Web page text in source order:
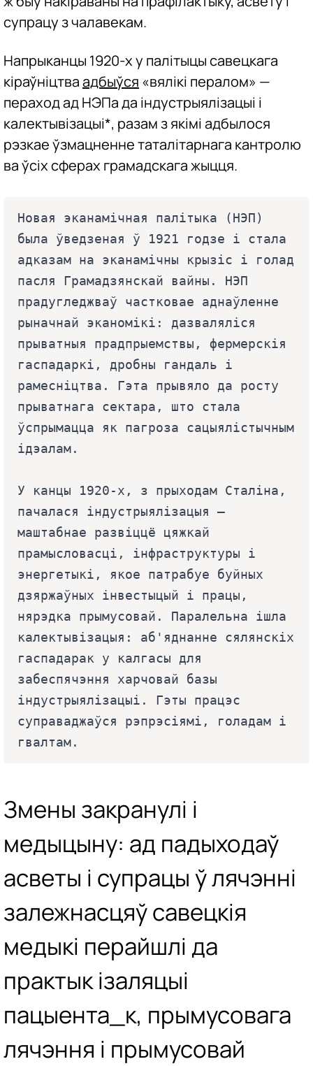
супрацу з чалавекам.
Напрыканцы 1920-х у палітыцы савецкага
кіраўніцтваадбыўся «вялікі пералом» —
пераход ад НЭПа да індустрыялізацыі і
калектывізацыі*, разам з якімі адбылося
рэзкае ўзмацненне таталітарнага кантролю
ва ўсіх сферах грамадскага жыцця.
Новая эканамічная палітыка (НЭП)
была ўведзеная ў 1921 годзе і стала
адказам на эканамічны крызіс і голад
пасля Грамадзянскай вайны. НЭП
прадугледжваў частковае аднаўленне
рыначнай эканомікі: дазваляліся
прыватныя прадпрыемствы, фермерскія
гаспадаркі, дробны гандаль і
рамесніцтва. Гэта прывяло да росту
прыватнага сектара, што стала
ўспрымацца як пагроза сацыялістычным
ідэалам.
У канцы 1920-х, з прыходам Сталіна,
пачалася індустрыялізацыя —
маштабнае развіццё цяжкай
прамысловасці, інфраструктуры і
энергетыкі, якое патрабуе буйных
дзяржаўных інвестыцый і працы,
нярэдка прымусовай. Паралельна ішла
калектывізацыя: аб'яднанне сялянскіх
гаспадарак у калгасы для
забеспячэння харчовай базы
індустрыялізацыі. Гэты працэс
суправаджаўся рэпрэсіямі, голадам і
гвалтам.
Змены закранулі і
медыцыну: ад падыходаў
асветы і супрацы ў лячэнні
залежнасцяў савецкія
медыкі перайшлі да
практык ізаляцыі
пацыента_к, прымусовага
лячэння і прымусовай